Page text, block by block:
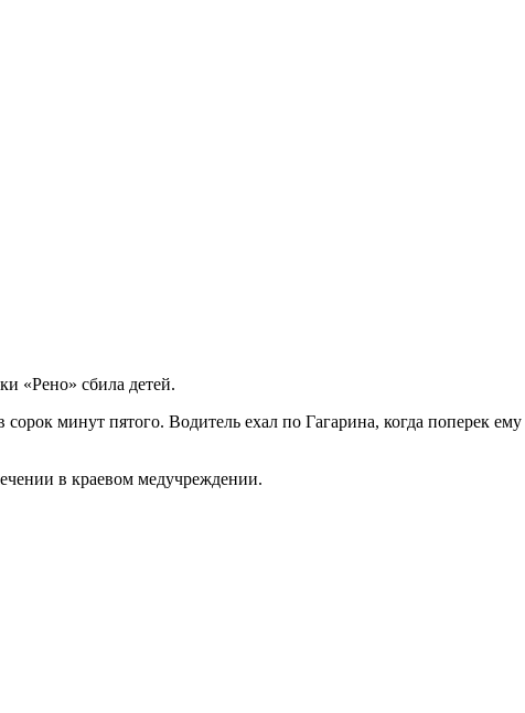
«Рено» сбила детей.
минут пятого. Водитель ехал по Гагарина, когда поперек
в краевом медучреждении.